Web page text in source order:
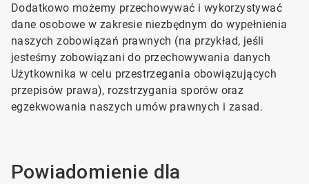
Dodatkowo możemy przechowywać i wykorzystywać
dane osobowe w zakresie niezbędnym do wypełnienia
naszych zobowiązań prawnych (na przykład, jeśli
jesteśmy zobowiązani do przechowywania danych
Użytkownika w celu przestrzegania obowiązujących
przepisów prawa), rozstrzygania sporów oraz
egzekwowania naszych umów prawnych i zasad.
Powiadomienie dla